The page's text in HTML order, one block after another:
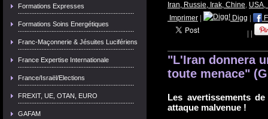
Formations Expresses
Formations Soins Energétiques
Franc-Maçonnerie & Jésuites Lucifériens
France Expertise Internationale
France/Israël/Elections
FREXIT, UE, OTAN, EURO
GAFAM
Iran, Russie, Irak, Chine, USA,
Imprimer
Digg
"L'Iran donnera
toute menace"
Les avertissements
attaque malvenue !